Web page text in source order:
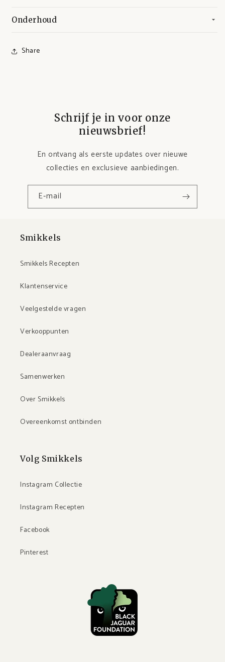
Onderhoud
Share
Schrijf je in voor onze
nieuwsbrief!
En ontvang als eerste updates over nieuwe
collecties en exclusieve aanbiedingen.
E‑mail
Smikkels
Smikkels Recepten
Klantenservice
Veelgestelde vragen
Verkooppunten
Dealeraanvraag
Samenwerken
Over Smikkels
Overeenkomst ontbinden
Volg Smikkels
Instagram Collectie
Instagram Recepten
Facebook
Pinterest